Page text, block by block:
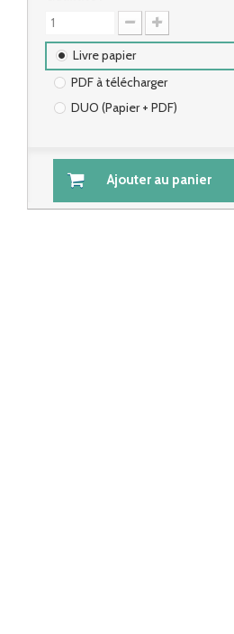
Livre papier
PDF à télécharger
DUO (Papier + PDF)
Ajouter au panier